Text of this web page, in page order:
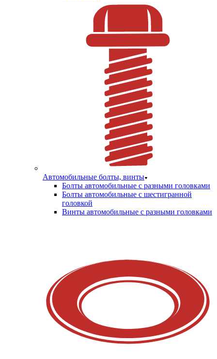
Автомобильные болты, винты
Болты автомобильные с разными головками
Болты автомобильные с шестигранной
головкой
Винты автомобильные с разными головками